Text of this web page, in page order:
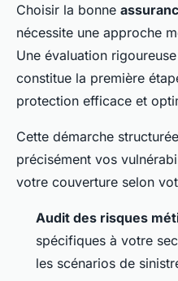
Choisir la bonne
nécessite une approche
Une évaluation
constitue la première
protection efficace et
Cette démarche
précisément vos
votre couverture selon
Audit des risques
spécifiques à votre
les scénarios de